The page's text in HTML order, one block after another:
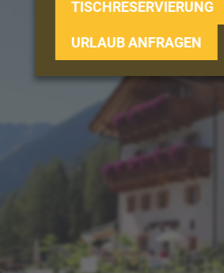
TISCHRESERVIERUNG
URLAUB ANFRAGEN